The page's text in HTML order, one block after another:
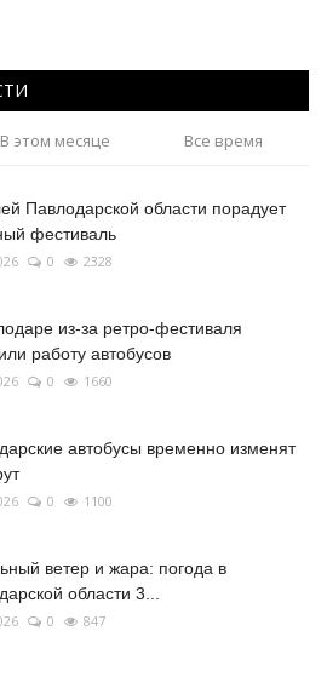
В этом месяце Все время
Павлодарской области порадует
фестиваль
0 2328
из-за ретро-фестиваля
работу автобусов
0 1660
автобусы временно изменят
0 1100
ветер и жара: погода в
области 3...
0 847